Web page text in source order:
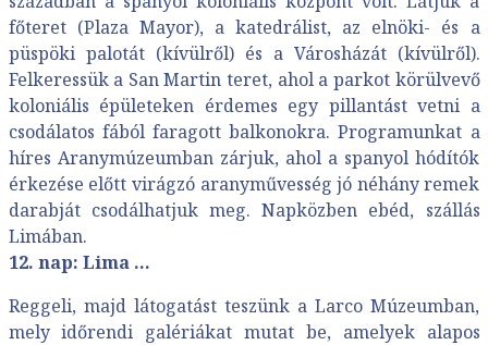
főteret (Plaza Mayor), a katedrálist, az elnöki- és a
püspöki palotát (kívülről) és a Városházát (kívülről).
Felkeressük a San Martin teret, ahol a parkot körülvevő
koloniális épületeken érdemes egy pillantást vetni a
csodálatos fából faragott balkonokra. Programunkat a
híres Aranymúzeumban zárjuk, ahol a spanyol hódítók
érkezése előtt virágzó aranyművesség jó néhány remek
darabját csodálhatjuk meg. Napközben ebéd, szállás
Limában.
12. nap: Lima ...
Reggeli, majd látogatást teszünk a Larco Múzeumban,
mely időrendi galériákat mutat be, amelyek alapos